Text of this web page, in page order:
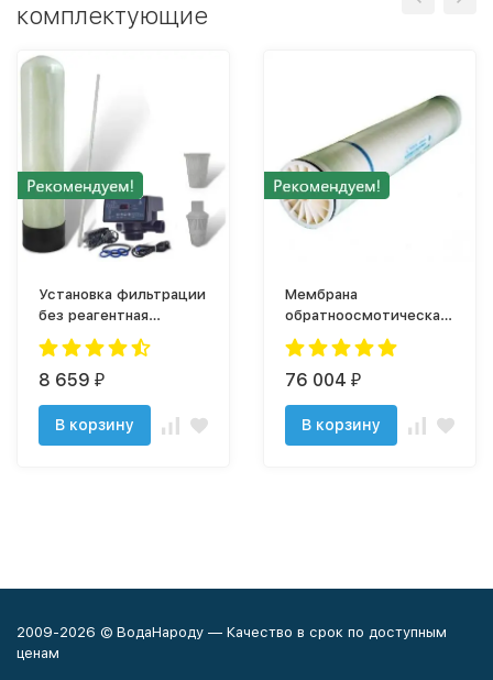
комплектующие
Установка фильтрации
без реагентная
1054/F67Q1
8 659 ₽
В корзину
Мембрана
обратноосмотическая
VONTRON LP22-8040-
440 (для солоноватой)
76 004 ₽
В корзину
2009-2026 © ВодаНароду — Качество в срок по доступным
ценам